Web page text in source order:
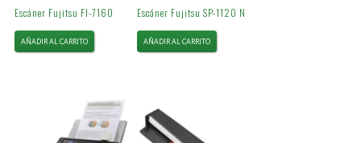
Escáner Fujitsu FI-7160
AÑADIR AL CARRITO
Escáner Fujitsu SP-1120 N
AÑADIR AL CARRITO